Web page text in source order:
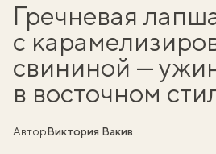
Гречневая
с
свининой —
в восточном
АвторВиктория Вакив